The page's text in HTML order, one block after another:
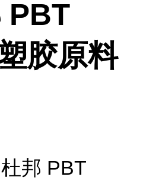
PBT
胶原料
邦 PBT